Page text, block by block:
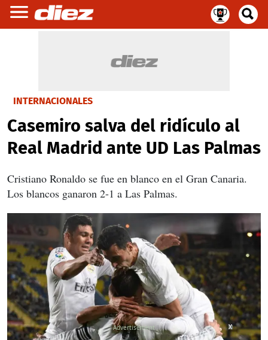
INTERNACIONALES
Casemiro salva del ridículo al
Real Madrid ante UD Las Palmas
Cristiano Ronaldo se fue en blanco en el Gran Canaria.
Los blancos ganaron 2-1 a Las Palmas.
X
X
X